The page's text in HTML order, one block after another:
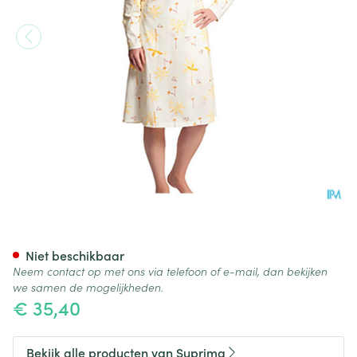
€ 35,40
Niet beschikbaar
Neem contact op met ons via telefoon of e-mail, dan bekijken
we samen de mogelijkheden.
Bekijk alle producten van Suprima